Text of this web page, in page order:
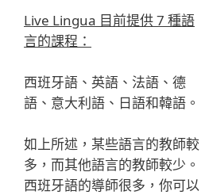
Live Lingua 目前提供 7 種語
言的課程：
西班牙語、英語、法語、德
語、意大利語、日語和韓語。
如上所述，某些語言的教師較
多，而其他語言的教師較少。
西班牙語的導師很多，你可以